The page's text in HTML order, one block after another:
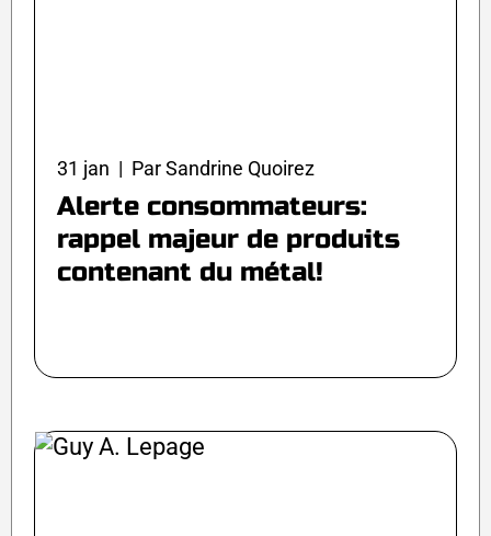
31 jan | Par Sandrine Quoirez
Alerte consommateurs:
rappel majeur de produits
contenant du métal!